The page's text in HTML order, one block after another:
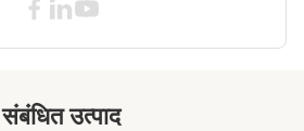
संबंधित उत्पाद